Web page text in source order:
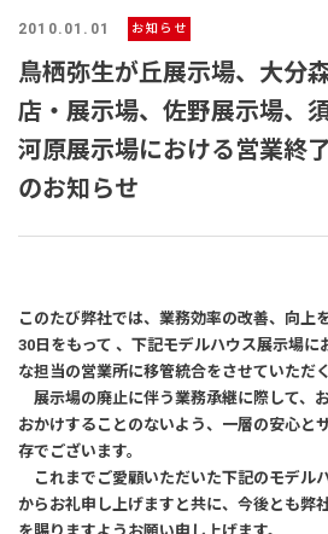
リフォーム
不動産事業
建築実例
生活サービス・その他
企業・IR情報
2010.01.01 お知らせ
鳥栖弥生が丘展示場、大分
店・展示場、佐野展示場、
河原展示場における営業終
のお知らせ
このたび弊社では、業務効率の改善、向上
30日をもって 、下記モデルハウス展示場に
な担当の営業所に移管統合をさせていただく
展示場の廃止に伴う業務承継に際して、
おかけすることのないよう、一層の安心と
存でございます。
これまでご愛顧いただいた下記のモデル
からお礼申し上げますと共に、今後とも弊